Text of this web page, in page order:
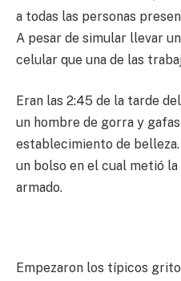
a todas las personas
A pesar de simular llevar
celular que una de las
Eran las 2:45 de la tarde
un hombre de gorra y
establecimiento de
un bolso en el cual metió
armado.
Empezaron los típicos